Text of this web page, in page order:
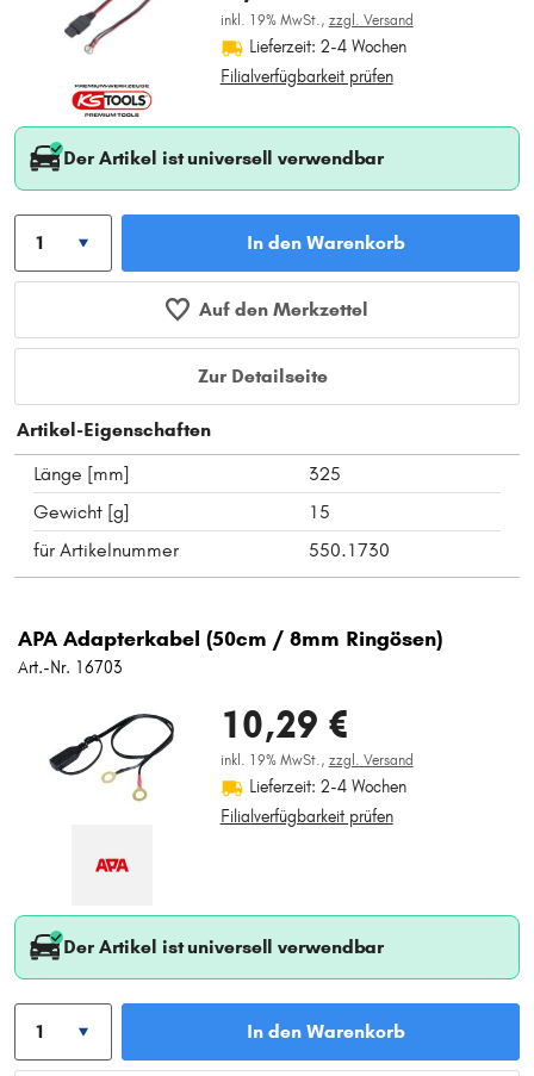
inkl. 19% MwSt., zzgl. Versand
Lieferzeit: 2-4 Wochen
Filialverfügbarkeit prüfen
Der Artikel ist universell verwendbar
In den Warenkorb
Auf den Merkzettel
Zur Detailseite
Artikel-Eigenschaften
Länge [mm]
325
Gewicht [g]
15
für Artikelnummer
550.1730
APA Adapterkabel (50cm / 8mm Ringösen)
Art.-Nr. 16703
10,29 €
inkl. 19% MwSt., zzgl. Versand
Lieferzeit: 2-4 Wochen
Filialverfügbarkeit prüfen
Der Artikel ist universell verwendbar
In den Warenkorb